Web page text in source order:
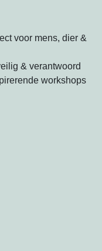
voor mens, dier &
& verantwoord
workshops